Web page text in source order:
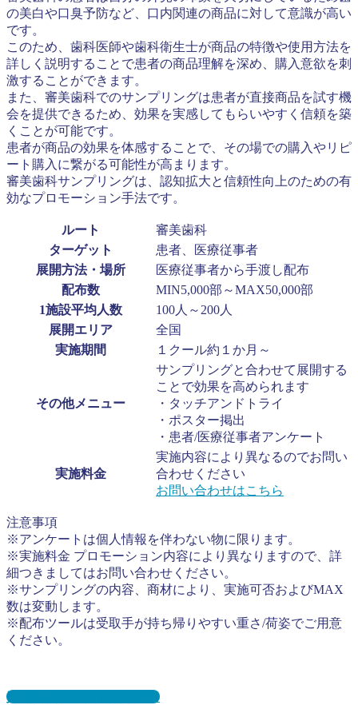
の美白や口臭予防など、口内関連の商品に対して意識が高い
です。
このため、歯科医師や歯科衛生士が商品の特徴や使用方法を
詳しく説明することで患者の商品理解を深め、購入意欲を刺
激することができます。
また、審美歯科でのサンプリングは患者が直接商品を試す機
会を提供できるため、効果を実感してもらいやすく信頼を築
くことが可能です。
患者が商品の効果を体感することで、その場での購入やリピ
ート購入に繋がる可能性が高まります。
審美歯科サンプリングは、認知拡大と信頼性向上のための有
効なプロモーション手法です。
ルート
審美歯科
ターゲット
患者、医療従事者
展開方法・場所
医療従事者から手渡し配布
配布数
MIN5,000部～MAX50,000部
1施設平均人数
100人～200人
展開エリア
全国
実施期間
１クール約１か月～
その他メニュー
サンプリングと合わせて展開する
ことで効果を高められます
・タッチアンドトライ
・ポスター掲出
・患者/医療従事者アンケート
実施料金
実施内容により異なるのでお問い
合わせください
お問い合わせはこちら
注意事項
※アンケートは個人情報を伴わない物に限ります。
※実施料金 プロモーション内容により異なりますので、詳
細つきましてはお問い合わせください。
※サンプリングの内容、商材により、実施可否およびMAX
数は変動します。
※配布ツールは受取手が持ち帰りやすい重さ/荷姿でご用意
ください。
資料ダウンロードはこちら